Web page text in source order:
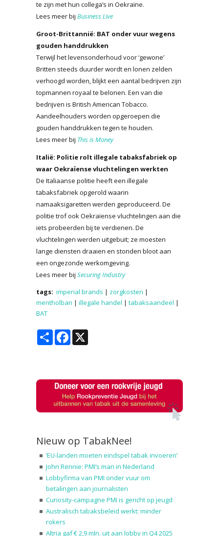
te zijn met hun collega’s in Oekraïne.
Lees meer bij Business Live
Groot-Brittannië: BAT onder vuur wegens
gouden handdrukken
Terwijl het levensonderhoud voor ‘gewone’
Britten steeds duurder wordt en lonen zelden
verhoogd worden, blijkt een aantal bedrijven zijn
topmannen royaal te belonen. Een van die
bedrijven is British American Tobacco.
Aandeelhouders worden opgeroepen die
gouden handdrukken tegen te houden.
Lees meer bij This is Money
Italië: Politie rolt illegale tabaksfabriek op
waar Oekraïense vluchtelingen werkten
De Italiaanse politie heeft een illegale
tabaksfabriek opgerold waarin
namaaksigaretten werden geproduceerd. De
politie trof ook Oekraïense vluchtelingen aan die
iets probeerden bij te verdienen. De
vluchtelingen werden uitgebuit; ze moesten
lange diensten draaien en stonden bloot aan
een ongezonde werkomgeving.
Lees meer bij Securing Industry
tags: imperial brands | zorgkosten |
mentholban | illegale handel | tabaksaandeel |
BAT
Share Facebook
Nieuw op TabakNee!
‘EU-landen moeten eindspel tabak invoeren’
John Rennie: PMI’s man in Nederland
Lobbyfirma van PMI onder vuur om
betalingen aan journalisten
Curiosity-campagne PMI is gericht op jeugd
Australisch tabaksbeleid werkt: minder
rokers
Altria gaf € 2,9 mln. uit aan lobby in Q4 2025